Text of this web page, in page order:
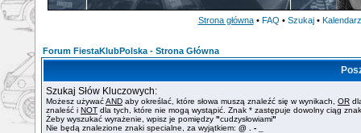
Strona główna • FAQ • Szukaj • Kalendarz
Forum FiestaKlubPolska - Strona Główna
Szukaj Słów Kluczowych:
Możesz używaćAND aby określać, które słowa muszą znaleźć się w wynikach, OR
znaleść i NOT dla tych, które nie mogą wystąpić. Znak * zastępuje dowolny ciąg
Żeby wyszukać wyrażenie, wpisz je pomiędzy "cudzysłowiami"
Nie będą znalezione znaki specialne, za wyjątkiem: @ . - _